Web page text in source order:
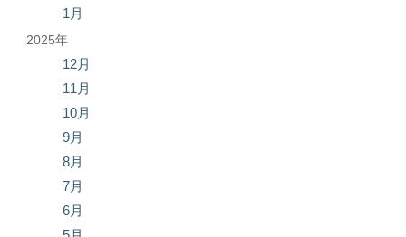
1月
2025年
12月
11月
10月
9月
8月
7月
6月